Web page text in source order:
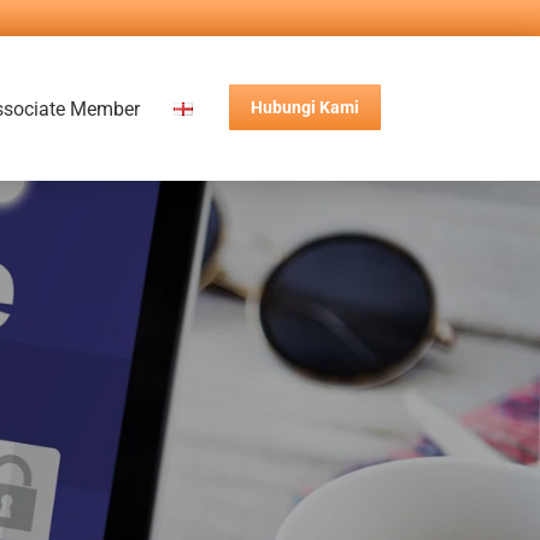
Member Hubungi Kami